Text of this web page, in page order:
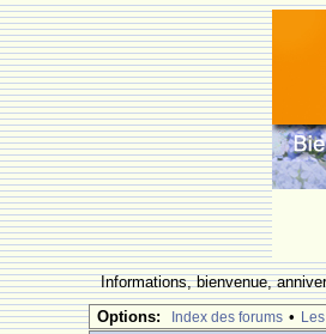
Informations, bienvenue,
Options: Index des forums •